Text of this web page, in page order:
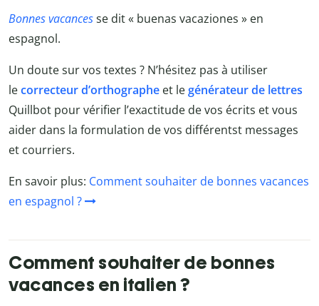
Bonnes vacancesse dit « buenas vacaziones » en
espagnol.
Un doute sur vos textes ? N’hésitez pas à utiliser
lecorrecteur d’orthographe et legénérateur de lettres
Quillbot pour vérifier l’exactitude de vos écrits et vous
aider dans la formulation de vos différentst messages
et courriers.
En savoir plus: Comment souhaiter de bonnes vacances
en espagnol ?
Comment souhaiter de bonnes
vacances en italien ?